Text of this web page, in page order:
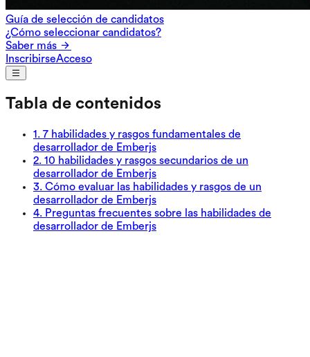
Guía de selección de candidatos
¿Cómo seleccionar candidatos?
Saber más
InscribirseAcceso
Tabla de contenidos
1 . 7 habilidades y rasgos fundamentales de
desarrollador de Emberjs
2. 10 habilidades y rasgos secundarios de un
desarrollador de Emberjs
3. Cómo evaluar las habilidades y rasgos de un
desarrollador de Emberjs
4. Preguntas frecuentes sobre las habilidades de
desarrollador de Emberjs